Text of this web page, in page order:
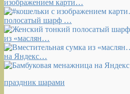
изображением карти…
полосатый шарф …
из «маслян…
на Яндекс…
праздник шарами